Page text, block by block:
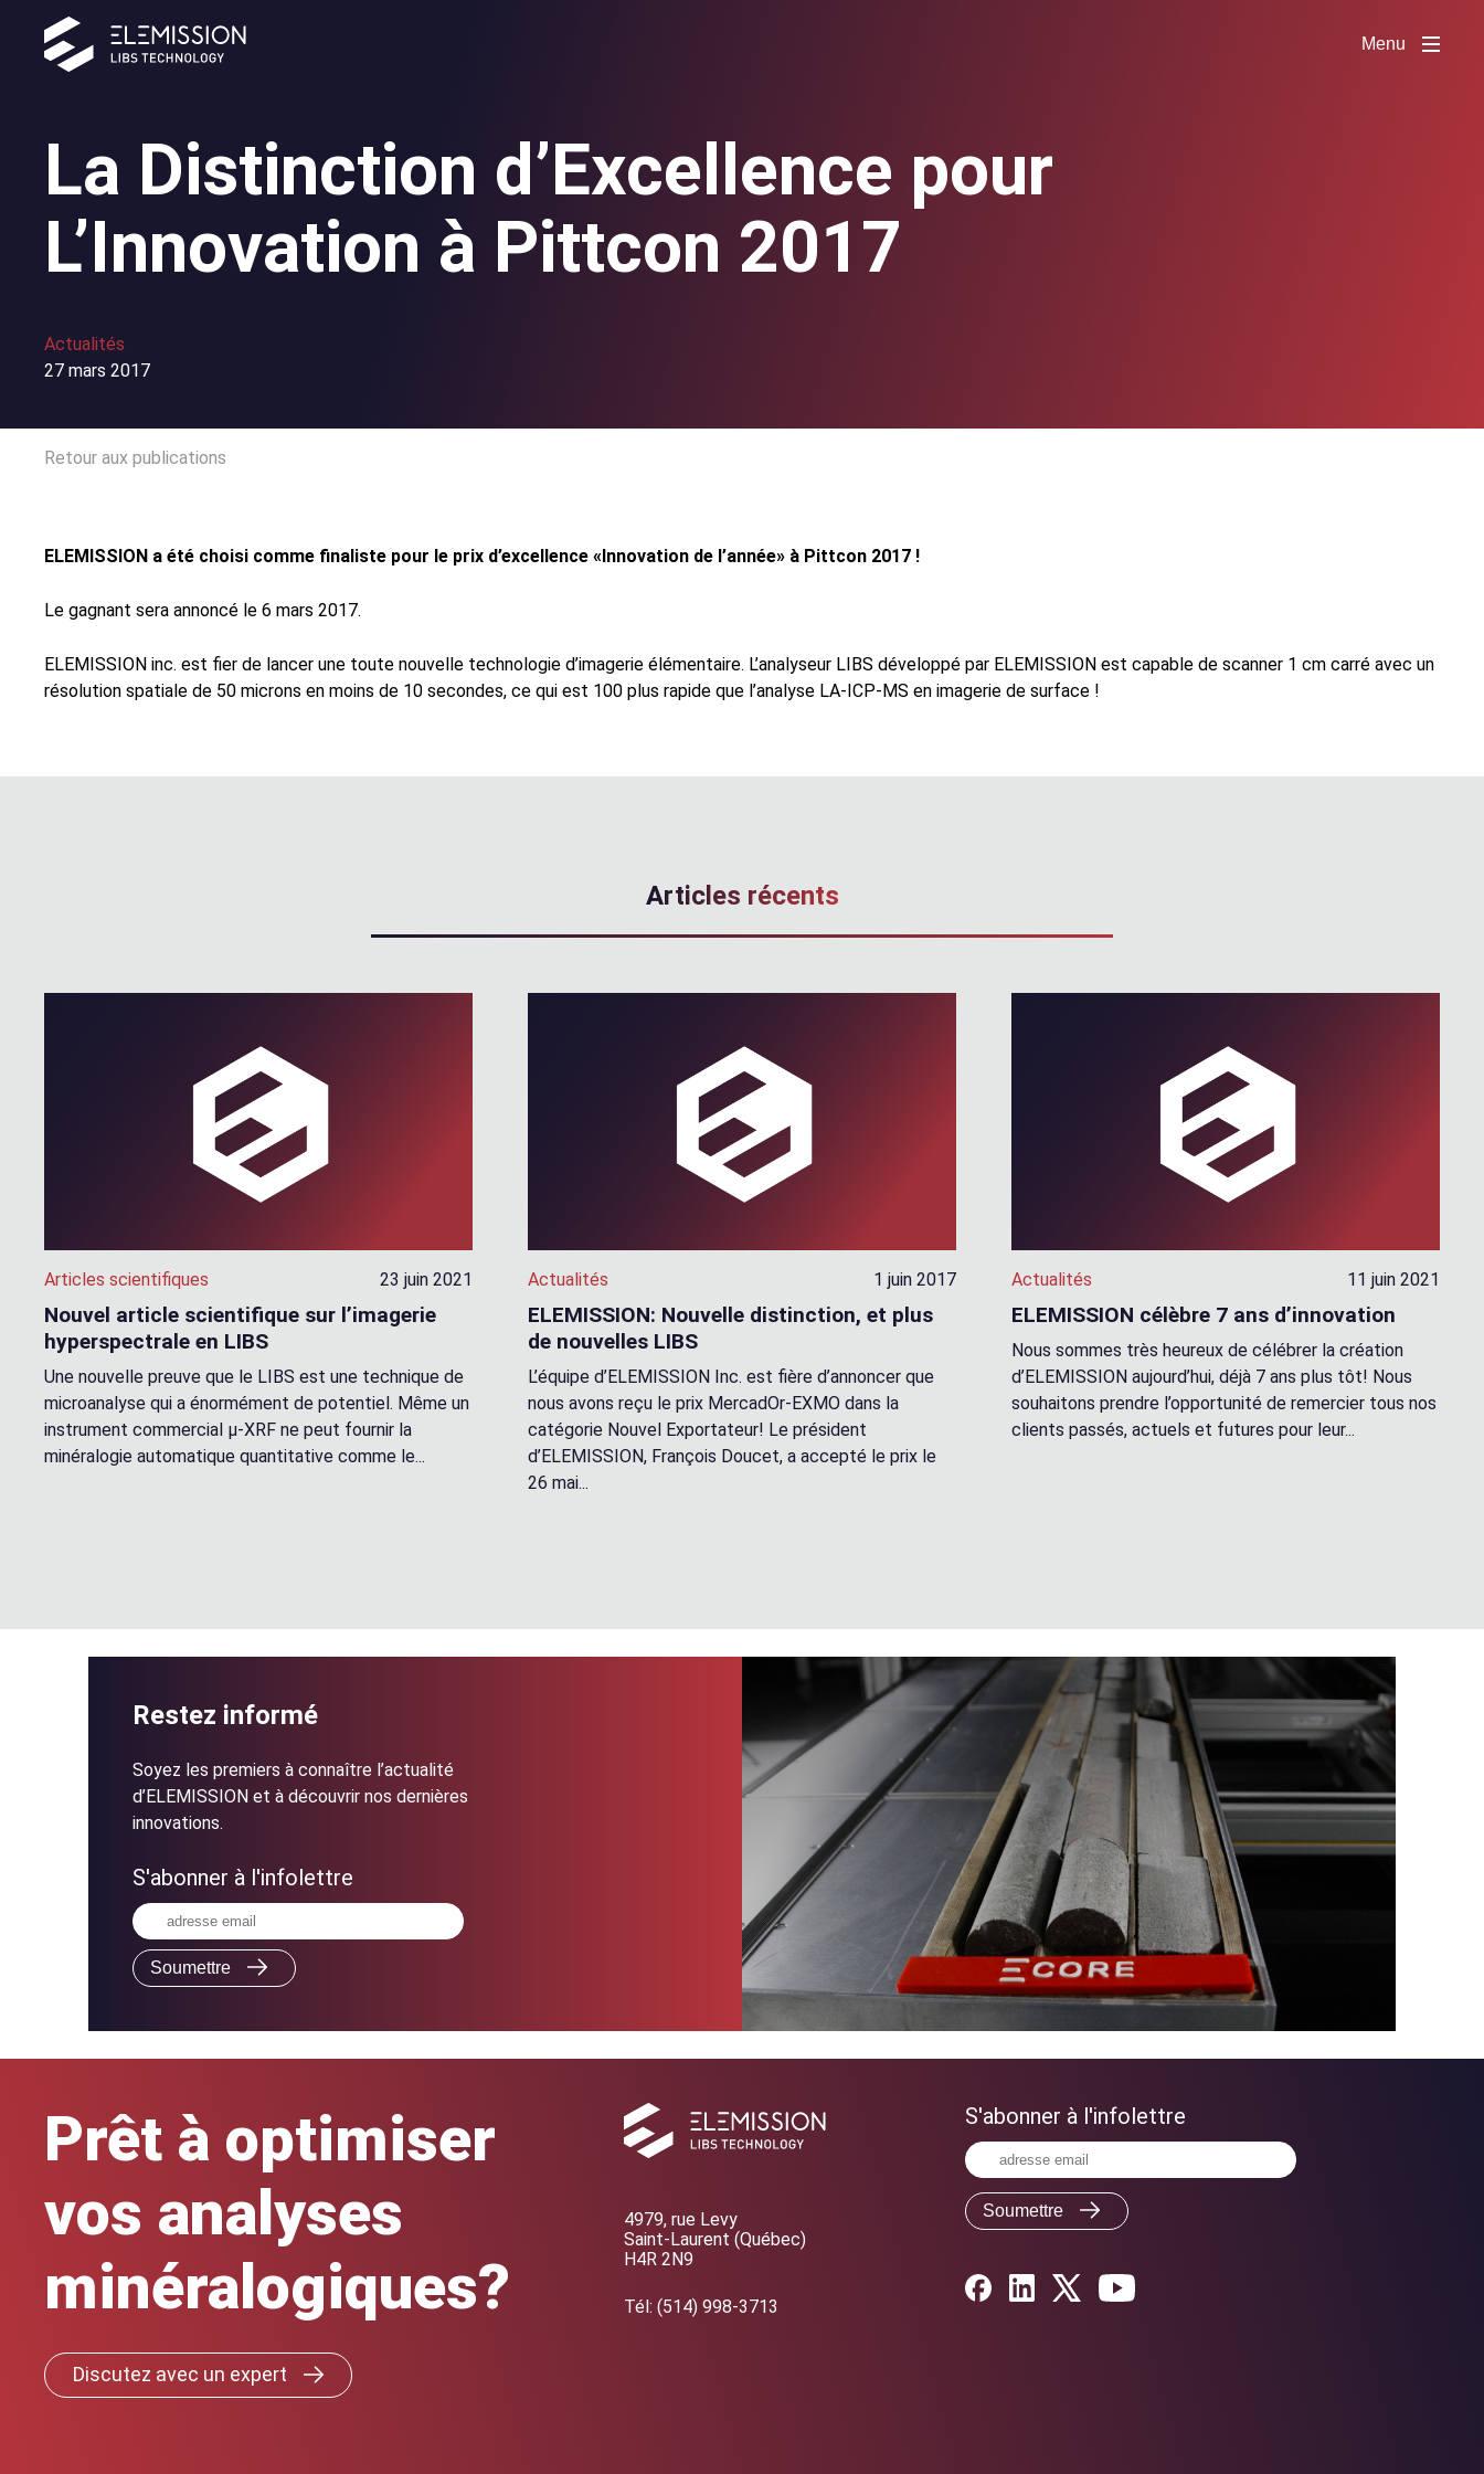
Menu
La Distinction d’Excellence pour
L’Innovation à Pittcon 2017
Actualités
27 mars 2017
Retour aux publications
ELEMISSION a été choisi comme finaliste pour le prix d’excellence «Innovation de l’année» à Pittcon 2017 !
Le gagnant sera annoncé le 6 mars 2017.
ELEMISSION inc. est fier de lancer une toute nouvelle technologie d’imagerie élémentaire. L’analyseur LIBS développé par ELEMISSION est capable de scanner 1 cm carré avec un
résolution spatiale de 50 microns en moins de 10 secondes, ce qui est 100 plus rapide que l’analyse LA-ICP-MS en imagerie de surface !
Articles récents
Articles scientifiques 23 juin 2021
Nouvel article scientifique sur l’imagerie
hyperspectrale en LIBS
Une nouvelle preuve que le LIBS est une technique de
microanalyse qui a énormément de potentiel. Même un
instrument commercial µ-XRF ne peut fournir la
minéralogie automatique quantitative comme le...
Actualités 1 juin 2017
ELEMISSION: Nouvelle distinction, et plus
de nouvelles LIBS
L’équipe d’ELEMISSION Inc. est fière d’annoncer que
nous avons reçu le prix MercadOr-EXMO dans la
catégorie Nouvel Exportateur! Le président
d’ELEMISSION, François Doucet, a accepté le prix le
26 mai...
Actualités 11 juin 2021
ELEMISSION célèbre 7 ans d’innovation
Nous sommes très heureux de célébrer la création
d’ELEMISSION aujourd’hui, déjà 7 ans plus tôt! Nous
souhaitons prendre l’opportunité de remercier tous nos
clients passés, actuels et futures pour leur...
Restez informé
Soyez les premiers à connaître l’actualité
d’ELEMISSION et à découvrir nos dernières
innovations.
S'abonner à l'infolettre
Prêt à optimiser
vos analyses
minéralogiques?
Discutez avec un expert
4979, rue Levy
Saint-Laurent (Québec)
H4R 2N9
Tél: (514) 998-3713
S'abonner à l'infolettre